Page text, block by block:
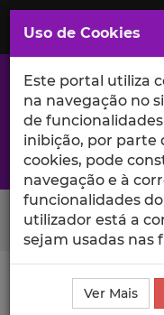
Saltar
para
Conteúdo
Principal
A excelência da
Search Button
Ciência_Iscte
Orientações
Uso de Cookies
Este portal utiliza
na navegação no
de
inibição, por parte
cookies, pode
navegação e à
funcionalidades
utilizador está a
sejam usadas nas
Ver Mais